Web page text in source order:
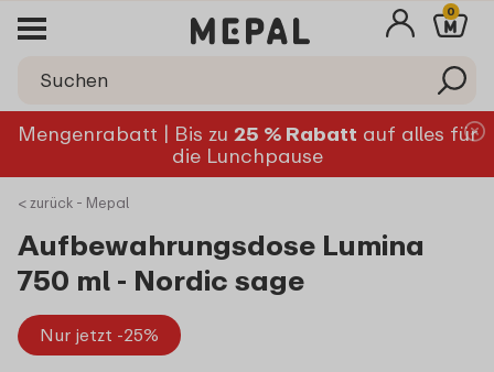
0
Mengenrabatt | Bis zu 25 % Rabatt auf alles für
die Lunchpause
< zurück - Mepal
Aufbewahrungsdose Lumina
750 ml - Nordic sage
Nur jetzt -25%